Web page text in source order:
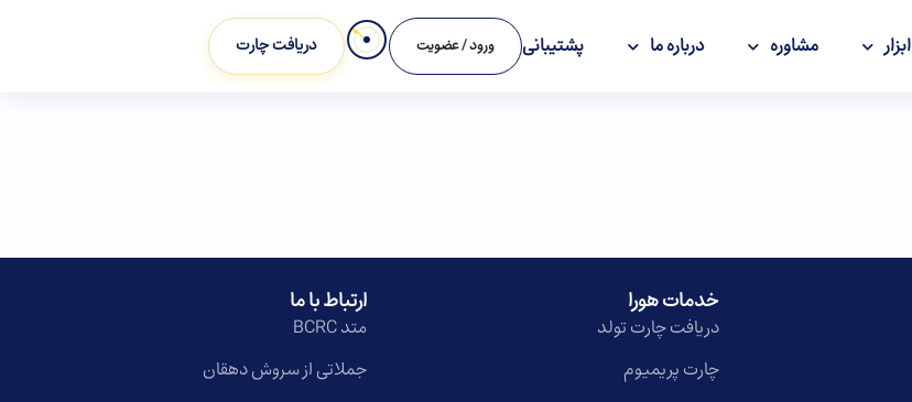
ابزار مشاوره درباره ما پشتیبانی ورود / عضویت دریافت چارت
خدمات هورا
دریافت چارت تولد
چارت پریمیوم
ارتباط با ما
متد BCRC
جملاتی از سروش دهقان